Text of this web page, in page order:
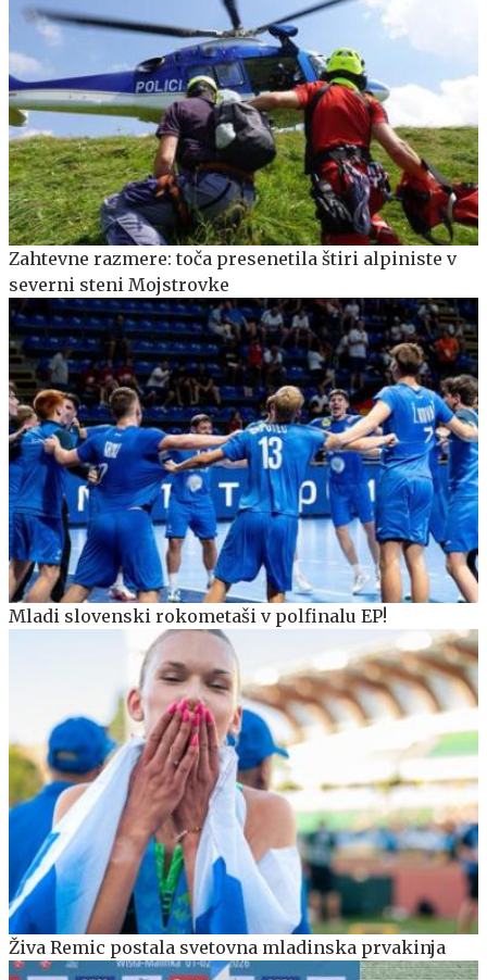
Zahtevne razmere: toča presenetila štiri alpiniste v
severni steni Mojstrovke
Mladi slovenski rokometaši v polfinalu EP!
Živa Remic postala svetovna mladinska prvakinja